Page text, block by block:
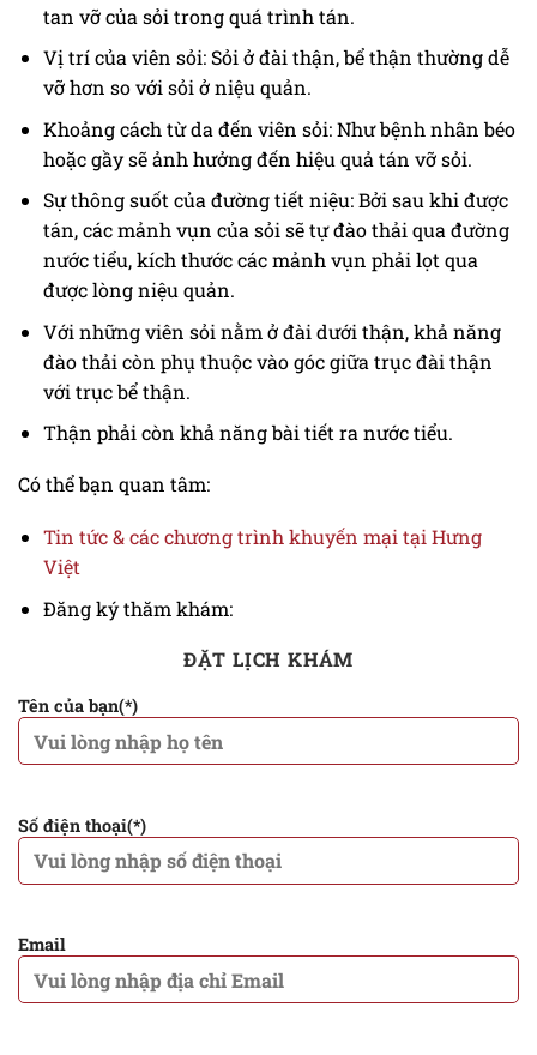
tan vỡ của sỏi trong quá trình tán.
Vị trí của viên sỏi: Sỏi ở đài thận, bể thận thường dễ
vỡ hơn so với sỏi ở niệu quản.
Khoảng cách từ da đến viên sỏi: Như bệnh nhân béo
hoặc gầy sẽ ảnh hưởng đến hiệu quả tán vỡ sỏi.
Sự thông suốt của đường tiết niệu: Bởi sau khi được
tán, các mảnh vụn của sỏi sẽ tự đào thải qua đường
nước tiểu, kích thước các mảnh vụn phải lọt qua
được lòng niệu quản.
Với những viên sỏi nằm ở đài dưới thận, khả năng
đào thải còn phụ thuộc vào góc giữa trục đài thận
với trục bể thận.
Thận phải còn khả năng bài tiết ra nước tiểu.
Có thể bạn quan tâm:
Tin tức & các chương trình khuyến mại tại Hưng
Việt
Đăng ký thăm khám:
ĐẶT LỊCH KHÁM
Tên của bạn(*)
Số điện thoại(*)
Email